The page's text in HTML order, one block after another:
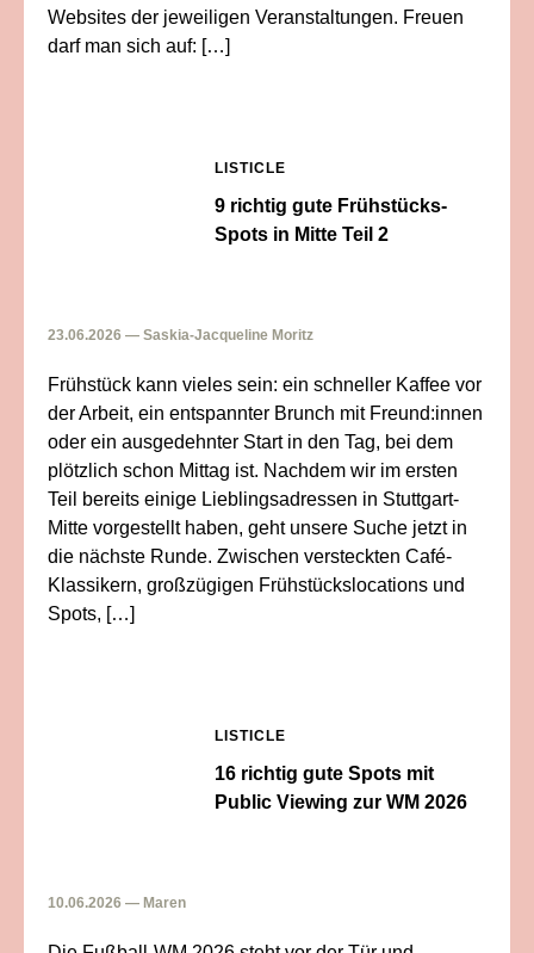
Websites der jeweiligen Veranstaltungen. Freuen
darf man sich auf: […]
LISTICLE
9 richtig gute Frühstücks-
Spots in Mitte Teil 2
23.06.2026 — Saskia-Jacqueline Moritz
Frühstück kann vieles sein: ein schneller Kaffee vor
der Arbeit, ein entspannter Brunch mit Freund:innen
oder ein ausgedehnter Start in den Tag, bei dem
plötzlich schon Mittag ist. Nachdem wir im ersten
Teil bereits einige Lieblingsadressen in Stuttgart-
Mitte vorgestellt haben, geht unsere Suche jetzt in
die nächste Runde. Zwischen versteckten Café-
Klassikern, großzügigen Frühstückslocations und
Spots, […]
LISTICLE
16 richtig gute Spots mit
Public Viewing zur WM 2026
10.06.2026 — Maren